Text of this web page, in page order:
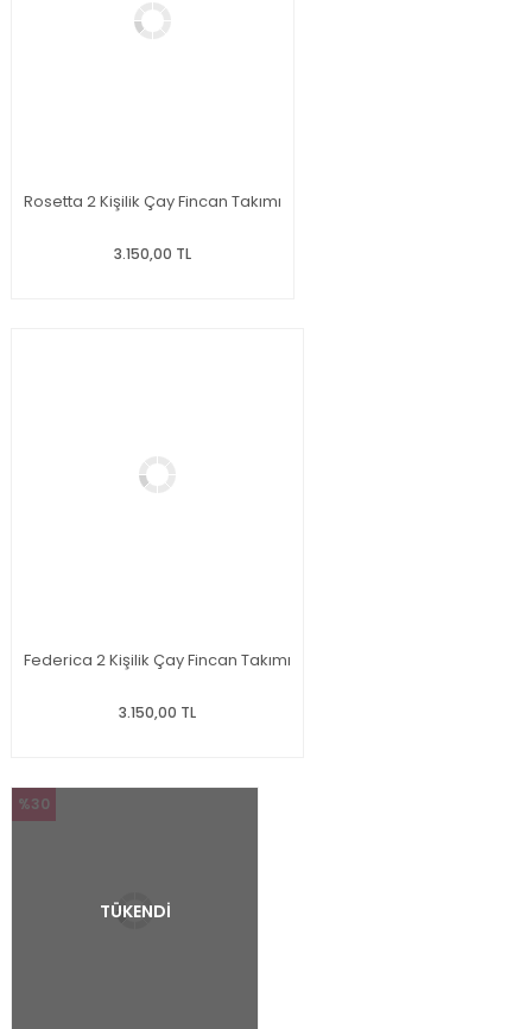
Rosetta 2 Kişilik Çay Fincan Takımı
3.150,00 TL
Federica 2 Kişilik Çay Fincan Takımı
3.150,00 TL
%30
TÜKENDİ